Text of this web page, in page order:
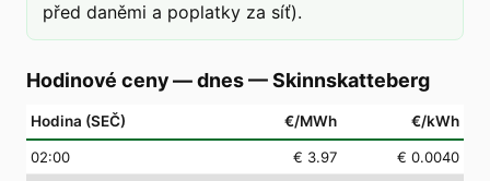
před daněmi a poplatky za síť).
Hodinové ceny — dnes—Skinnskatteberg
Hodina (SEČ) €/MWh €/kWh
02:00 € 3.97
€ 0.0040